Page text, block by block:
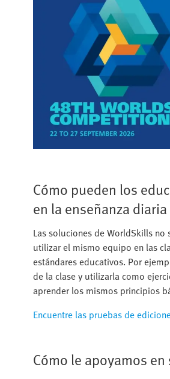
Cómo pueden los
en la enseñanza diaria
Las soluciones de WorldSkills
utilizar el mismo equipo en las
estándares educativos. Por
de la clase y utilizarla como
aprender los mismos principios
Encuentre las pruebas de
Cómo le apoyamos